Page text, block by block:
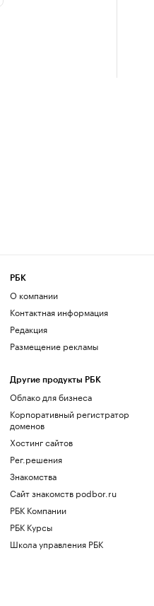
РБК
О компании
Контактная информация
Редакция
Размещение рекламы
Другие продукты РБК
Облако для бизнеса
Корпоративный регистратор
доменов
Хостинг сайтов
Рег.решения
Знакомства
Сайт знакомств podbor.ru
РБК Компании
РБК Курсы
Школа управления РБК